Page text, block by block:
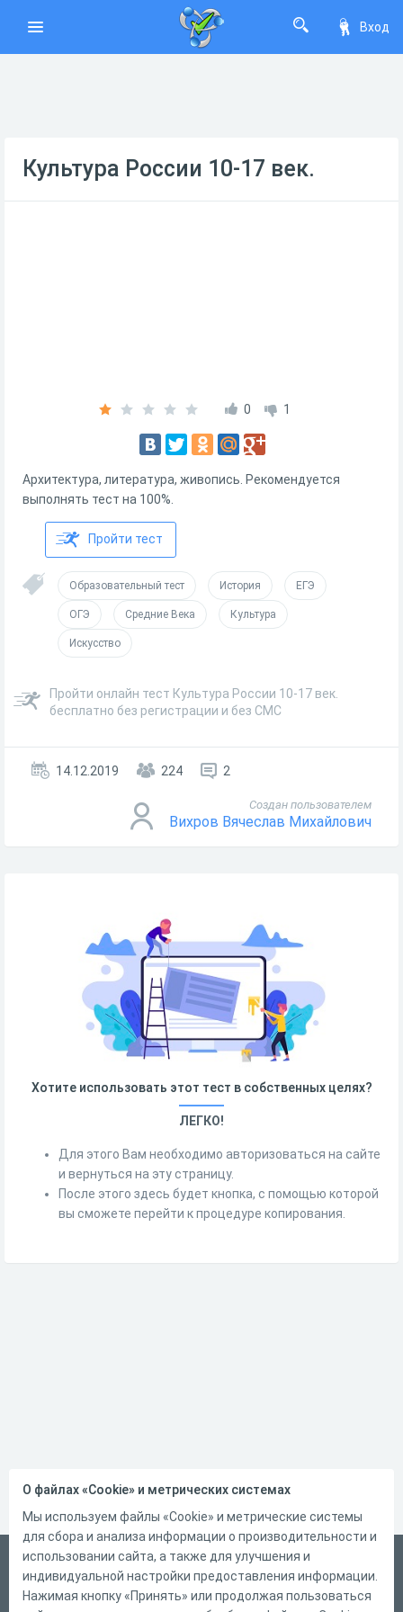
Вход
Культура России 10-17 век.
0 1
Архитектура, литература, живопись. Рекомендуется
выполнять тест на 100%.
Пройти тест
Образовательный тест История ЕГЭ
ОГЭ Средние Века Культура
Искусство
Пройти онлайн тест Культура России 10-17 век.
бесплатно без регистрации и без СМС
14.12.2019 224 2
Создан пользователем
Вихров Вячеслав Михайлович
Хотите использовать этот тест в собственных целях?
ЛЕГКО!
Для этого Вам необходимо авторизоваться на сайте
и вернуться на эту страницу.
После этого здесь будет кнопка, с помощью которой
вы сможете перейти к процедуре копирования.
Русский
Справка
О файлах «Cookie» и метрических системах
Мы используем файлы «Cookie» и метрические системы
для сбора и анализа информации о производительности и
использовании сайта, а также для улучшения и
индивидуальной настройки предоставления информации.
Нажимая кнопку «Принять» или продолжая пользоваться